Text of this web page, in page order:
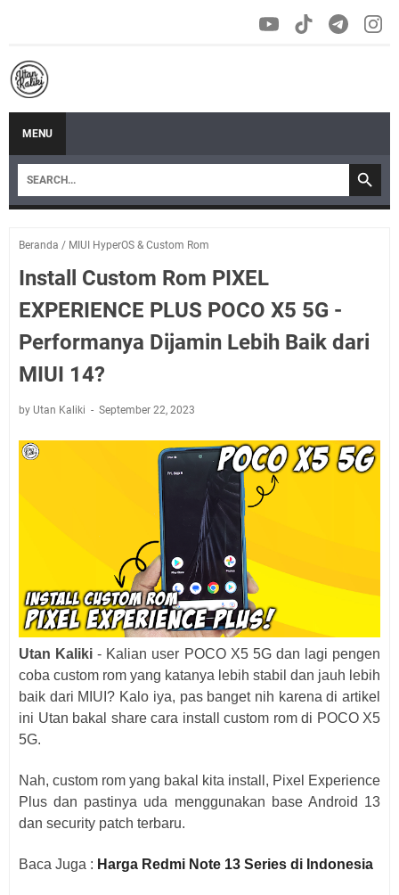
MENU
Beranda / MIUI HyperOS & Custom Rom
Install Custom Rom PIXEL
EXPERIENCE PLUS POCO X5 5G -
Performanya Dijamin Lebih Baik dari
MIUI 14?
by Utan Kaliki September 22, 2023
Utan Kaliki- Kalian user POCO X5 5G dan lagi pengen
coba custom rom yang katanya lebih stabil dan jauh lebih
baik dari MIUI? Kalo iya, pas banget nih karena di artikel
ini Utan bakal share cara install custom rom di POCO X5
5G.
Nah, custom rom yang bakal kita install, Pixel Experience
Plus dan pastinya uda menggunakan base Android 13
dan security patch terbaru.
Baca Juga : Harga Redmi Note 13 Series di Indonesia